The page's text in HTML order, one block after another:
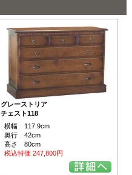
グレーストリア
チェスト118
横幅 117.9cm
奥行 42cm
高さ 80cm
税込特価 247,800円